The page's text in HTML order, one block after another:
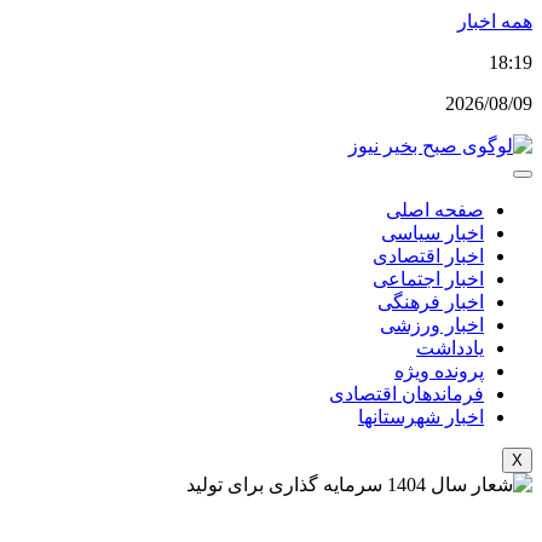
پرش
محتوا
همه اخبار
18:19
2026/08/09
صفحه اصلی
اخبار سیاسی
اخبار اقتصادی
اخبار اجتماعی
اخبار فرهنگی
اخبار ورزشی
یادداشت
پرونده ویژه
فرماندهان اقتصادی
اخبار شهرستانها
X